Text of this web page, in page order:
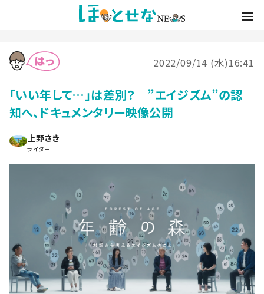
2022/09/14 (水)16:41
「いい年して…」は差別？ ”エイジズム”の認
知へ、ドキュメンタリー映像公開
上野さき
ライター